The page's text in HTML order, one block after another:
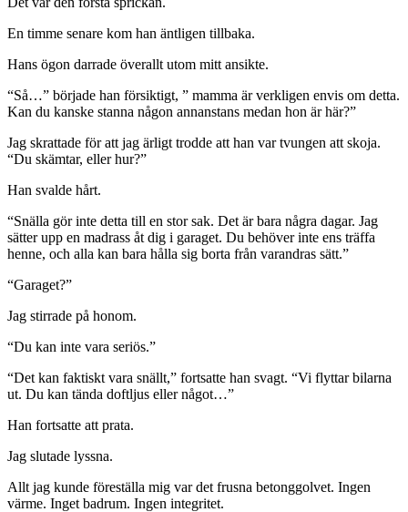
En timme senare kom han äntligen tillbaka.
Hans ögon darrade överallt utom mitt ansikte.
“Så…” började han försiktigt, ” mamma är verkligen envis om detta.
Kan du kanske stanna någon annanstans medan hon är här?”
Jag skrattade för att jag ärligt trodde att han var tvungen att skoja.
“Du skämtar, eller hur?”
Han svalde hårt.
“Snälla gör inte detta till en stor sak. Det är bara några dagar. Jag
sätter upp en madrass åt dig i garaget. Du behöver inte ens träffa
henne, och alla kan bara hålla sig borta från varandras sätt.”
“Garaget?”
Jag stirrade på honom.
“Du kan inte vara seriös.”
“Det kan faktiskt vara snällt,” fortsatte han svagt. “Vi flyttar bilarna
ut. Du kan tända doftljus eller något…”
Han fortsatte att prata.
Jag slutade lyssna.
Allt jag kunde föreställa mig var det frusna betonggolvet. Ingen
värme. Inget badrum. Ingen integritet.